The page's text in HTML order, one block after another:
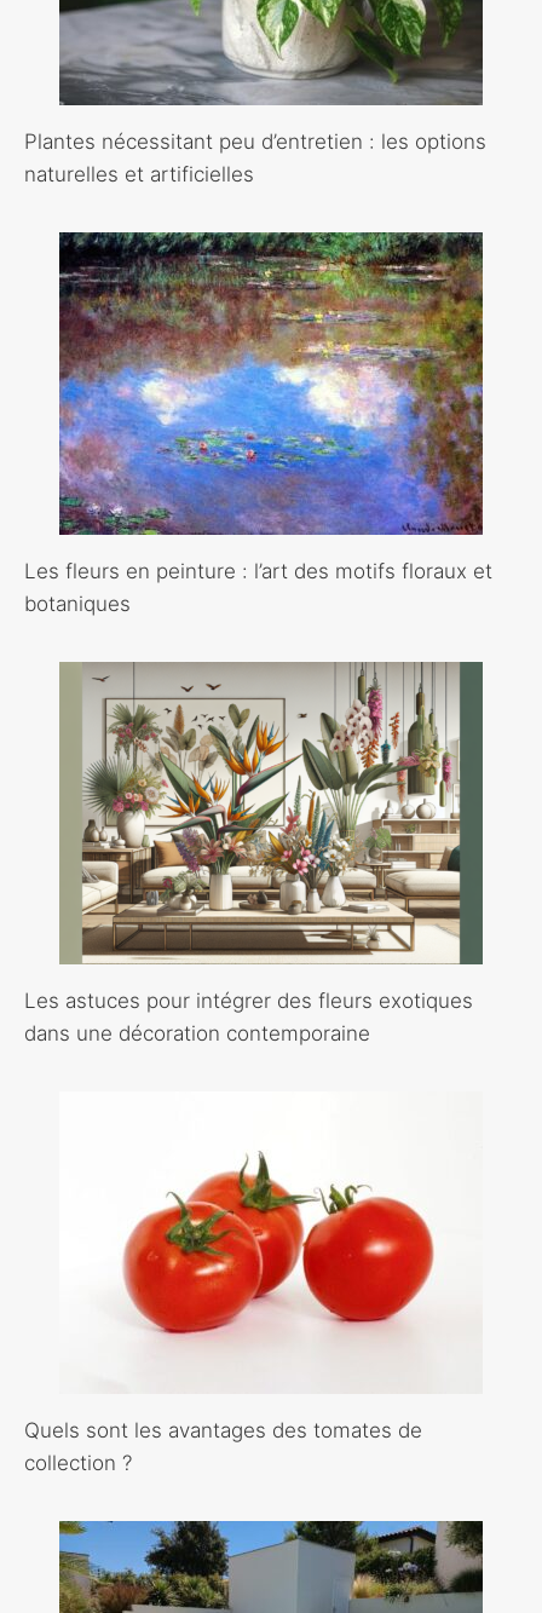
Plantes nécessitant peu d’entretien : les options
naturelles et artificielles
Les fleurs en peinture : l’art des motifs floraux et
botaniques
Les astuces pour intégrer des fleurs exotiques
dans une décoration contemporaine
Quels sont les avantages des tomates de
collection ?